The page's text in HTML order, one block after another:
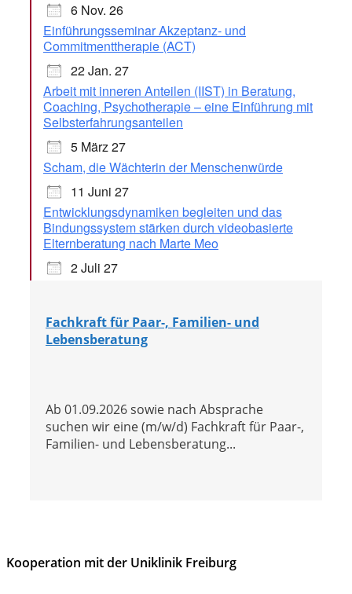
6 Nov. 26
Einführungsseminar Akzeptanz- und
Commitmenttherapie (ACT)
22 Jan. 27
Arbeit mit inneren Anteilen (IIST) in Beratung,
Coaching, Psychotherapie – eine Einführung mit
Selbsterfahrungsanteilen
5 März 27
Scham, die Wächterin der Menschenwürde
11 Juni 27
Entwicklungsdynamiken begleiten und das
Bindungssystem stärken durch videobasierte
Elternberatung nach Marte Meo
2 Juli 27
Fachkraft für Paar-, Familien- und
Lebensberatung
Ab 01.09.2026 sowie nach Absprache
suchen wir eine (m/w/d) Fachkraft für Paar-,
Familien- und Lebensberatung...
Kooperation mit der Uniklinik Freiburg